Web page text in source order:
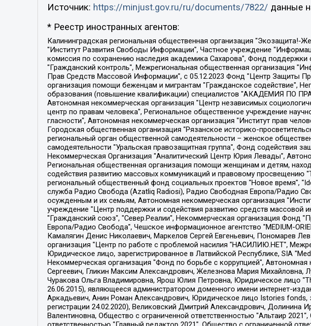
Источник: https://minjust.gov.ru/ru/documents/7822/ данные
* Реестр иностранных агентов:
Калининградская региональная общественная организация "Экозащита!-Женсовет", Фонд содействия защите прав и свобод граждан "Общественный вердикт", Фонд "Институт Развития Свободы Информации", Частное учреждение "Информационное агентство МЕМО. РУ", Региональная общественная организация "Общественная комиссия по сохранению наследия академика Сахарова", Фонд поддержки свободы прессы, Санкт-Петербургская общественная правозащитная организация "Гражданский контроль", Межрегиональная общественная организация "Информационно-просветительский центр "Мемориал", Региональный Фонд "Центр Защиты Прав Средств Массовой Информации", с 05.12.2023 Фонд "Центр Защиты Прав Средств массовой информации", Региональная общественная благотворительная организация помощи беженцам и мигрантам "Гражданское содействие", Негосударственное образовательное учреждение дополнительного профессионального образования (повышение квалификации) специалистов "АКАДЕМИЯ ПО ПРАВАМ ЧЕЛОВЕКА", Свердловская региональная общественная организация "Сутяжник", Автономная некоммерческая организация "Центр независимых социологических исследований", Союз общественных объединений "Российский исследовательский центр по правам человека", Региональное общественное учреждение научно-информационный центр "МЕМОРИАЛ", Некоммерческая организация "Фонд защиты гласности", Автономная некоммерческая организация "Институт прав человека", Городская общественная организация "Екатеринбургское общество "МЕМОРИАЛ", Городская общественная организация "Рязанское историко-просветительское и правозащитное общество "Мемориал" (Рязанский Мемориал), Челябинский региональный орган общественной самодеятельности – женское общественное объединение "Женщины Евразии", Челябинский региональный орган общественной самодеятельности "Уральская правозащитная группа", Фонд содействия защите здоровья и социальной справедливости имени Андрея Рылькова, Автономная Некоммерческая Организация "Аналитический Центр Юрия Левады", Автономная некоммерческая организация социальной поддержки населения "Проект Апрель", Региональная общественная организация помощи женщинам и детям, находящимся в кризисной ситуации "Информационно-методический центр "Анна", Фонд содействия развитию массовых коммуникаций и правовому просвещению "Так-так-Так", Фонд содействия устойчивому развитию "Серебряная тайга", Свердловский региональный общественный фонд социальных проектов "Новое время", "Idel.Реалии", Кавказ.Реалии, Крым.Реалии, Телеканал Настоящее Время, Татаро-башкирская служба Радио Свобода (Azatliq Radiosi), Радио Свободная Европа/Радио Свобода (PCE/PC), "Сибирь.Реалии", "Фактограф", Благотворительный фонд помощи осужденным и их семьям, Автономная некоммерческая организация "Институт глобализации и социальных движений", Фонд "В защиту прав заключенных", Частное учреждение "Центр поддержки и содействия развитию средств массовой информации", Пензенский региональный общественный благотворительный фонд "Гражданский союз", "Север.Реалии", Некоммерческая организация Фонд "Правовая инициатива", Общество с ограниченной ответственностью "Радио Свободная Европа/Радио Свобода", Чешское информационное агентство "MEDIUM-ORIENT", Красноярская региональная общественная организация "Мы против СПИДа", Камалягин Денис Николаевич, Маркелов Сергей Евгеньевич, Пономарев Лев Александрович, Савицкая Людмила Алексеевна, Автономная некоммерческая организация "Центр по работе с проблемой насилия "НАСИЛИЮ.НЕТ", Межрегиональный профессиональный союз работников здравоохранения "Альянс врачей", Юридическое лицо, зарегистрированное в Латвийской Республике, SIA "Medusa Project" (регистрационный номер 40103797863, дата регистрации 10.06.2014), Некоммерческая организация "Фонд по борьбе с коррупцией", Автономная некоммерческая организация "Институт права и публичной политики", Баданин Роман Сергеевич, Гликин Максим Александрович, Железнова Мария Михайловна, Лукьянова Юлия Сергеевна, Маетная Елизавета Витальевна, Маняхин Петр Борисович, Чуракова Ольга Владимировна, Ярош Юлия Петровна, Юридическое лицо "The Insider SIA", зарегистрированное в Риге, Латвийская Республика (дата регистрации 26.06.2015), являющееся администратором доменного имени интернет-издания "The Insider SIA", https://theins.ru, Постернак Алексей Евгеньевич, Рубин Михаил Аркадьевич, Анин Роман Александрович, Юридическое лицо Istories fonds, зарегистрированное в Латвийской Республике (регистрационный номер 50008295751, дата регистрации 24.02.2020), Великовский